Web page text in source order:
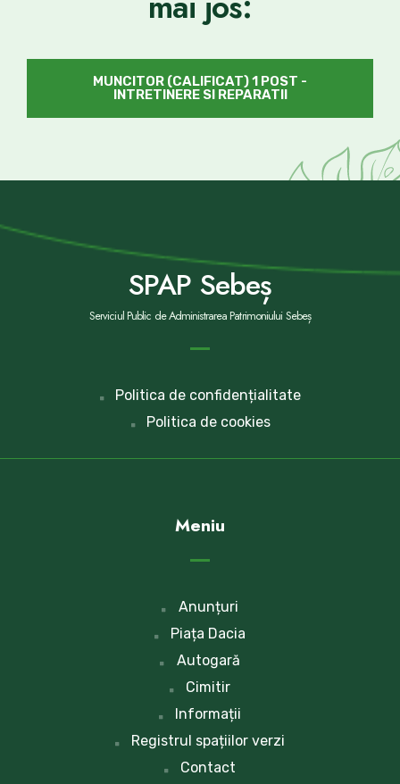
MUNCITOR (CALIFICAT) 1 POST -
INTRETINERE SI REPARATII
SPAP Sebeș
Serviciul Public de Administrarea Patrimoniului Sebeș
Politica de confidențialitate
Politica de cookies
Meniu
Anunțuri
Piața Dacia
Autogară
Cimitir
Informații
Registrul spațiilor verzi
Contact